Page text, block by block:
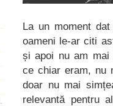
La un moment
oameni le-ar citi
și apoi nu am
ce chiar eram, nu
doar nu mai
relevantă pentru